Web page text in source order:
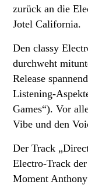
zurück an die
Jotel California.
Den classy
durchweht
Release
Listening-
Games“). Vor
Vibe und den
Der Track
Electro-Track
Moment